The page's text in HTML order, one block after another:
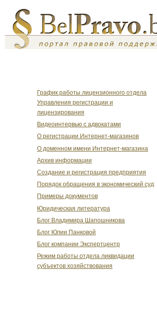
График работы лицензионного отдела
Управления регистрации и
лицензирования
Видеоинтервью с адвокатами
О регистрации Интернет-магазинов
О доменном имени Интернет-магазина
Архив информации
Создание и регистрация предприятия
Порядок обращения в экономический суд
Примеры документов
Юридическая литература
Блог Владимира Шапошникова
Блог Юлии Панковой
Блог компании Экспертцентр
Режим работы отдела ликвидации
субъектов хозяйствования